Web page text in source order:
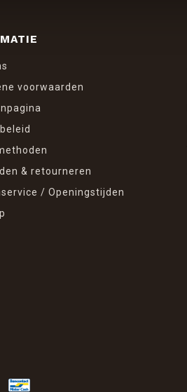
voorwaarden
& retourneren
/ Openingstijden